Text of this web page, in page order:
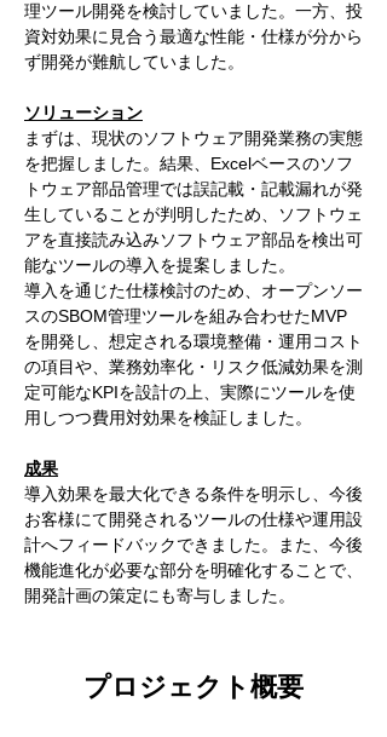
理ツール開発を検討していました。一方、投
資対効果に見合う最適な性能・仕様が分から
ず開発が難航していました。
ソリューション
まずは、現状のソフトウェア開発業務の実態
を把握しました。結果、Excelベースのソフ
トウェア部品管理では誤記載・記載漏れが発
生していることが判明したため、ソフトウェ
アを直接読み込みソフトウェア部品を検出可
能なツールの導入を提案しました。
導入を通じた仕様検討のため、オープンソー
スのSBOM管理ツールを組み合わせたMVP
を開発し、想定される環境整備・運用コスト
の項目や、業務効率化・リスク低減効果を測
定可能なKPIを設計の上、実際にツールを使
用しつつ費用対効果を検証しました。
成果
導入効果を最大化できる条件を明示し、今後
お客様にて開発されるツールの仕様や運用設
計へフィードバックできました。また、今後
機能進化が必要な部分を明確化することで、
開発計画の策定にも寄与しました。
プロジェクト概要